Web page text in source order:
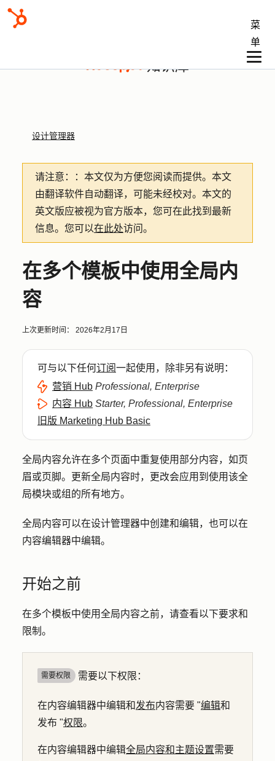
菜
单
知识库
设计管理器
请注意： ：本文仅为方便您阅读而提供。 本文
由翻译软件自动翻译，可能未经校对。本文的
英文版应被视为官方版本，您可在此找到最新
信息。您可以在此处访问。
在多个模板中使用全局内
容
上次更新时间： 2026年2月17日
可与以下任何订阅一起使用，除非另有说明：
营销 Hub Professional, Enterprise
内容 Hub Starter, Professional, Enterprise
旧版 Marketing Hub Basic
全局内容允许在多个页面中重复使用部分内容，如页
眉或页脚。更新全局内容时，更改会应用到使用该全
局模块或组的所有地方。
全局内容可以在设计管理器中创建和编辑，也可以在
内容编辑器中编辑。
开始之前
在多个模板中使用全局内容之前，请查看以下要求和
限制。
需要权限 需要以下权限：
在内容编辑器中编辑和发布内容需要 "编辑和
发布 "权限。
在内容编辑器中编辑全局内容和主题设置需要